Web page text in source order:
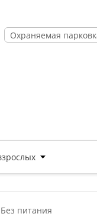
пешую
Охраняемая
Без питания